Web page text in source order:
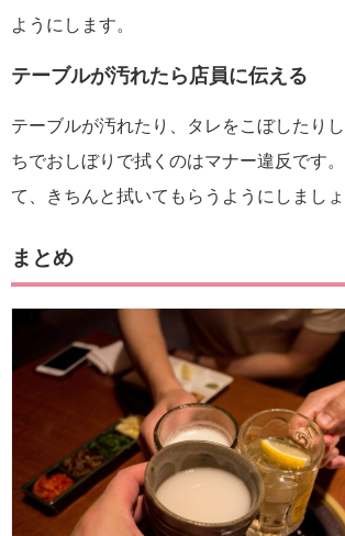
ようにします。
テーブルが汚れたら店員に伝える
テーブルが汚れたり、タレをこぼしたり
ちでおしぼりで拭くのはマナー違反です
て、きちんと拭いてもらうようにしましょ
まとめ